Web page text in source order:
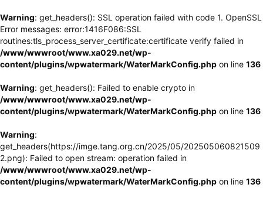
Warning: get_headers(): SSL operation failed with code 1. OpenSSL
Error messages: error:1416F086:SSL
routines:tls_process_server_certificate:certificate verify failed in
/www/wwwroot/www.xa029.net/wp-
content/plugins/wpwatermark/WaterMarkConfig.php on line 136
Warning: get_headers(): Failed to enable crypto in
/www/wwwroot/www.xa029.net/wp-
content/plugins/wpwatermark/WaterMarkConfig.php on line 136
Warning:
get_headers(https://imge.tang.org.cn/2025/05/202505060821509
2.png): Failed to open stream: operation failed in
/www/wwwroot/www.xa029.net/wp-
content/plugins/wpwatermark/WaterMarkConfig.php on line 136